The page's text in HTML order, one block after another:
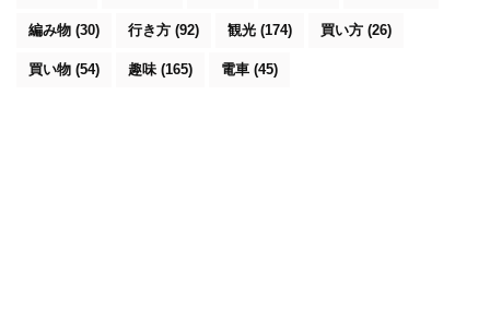
編み物 (30) 行き方 (92) 観光 (174) 買い方 (26)
買い物 (54) 趣味 (165) 電車 (45)